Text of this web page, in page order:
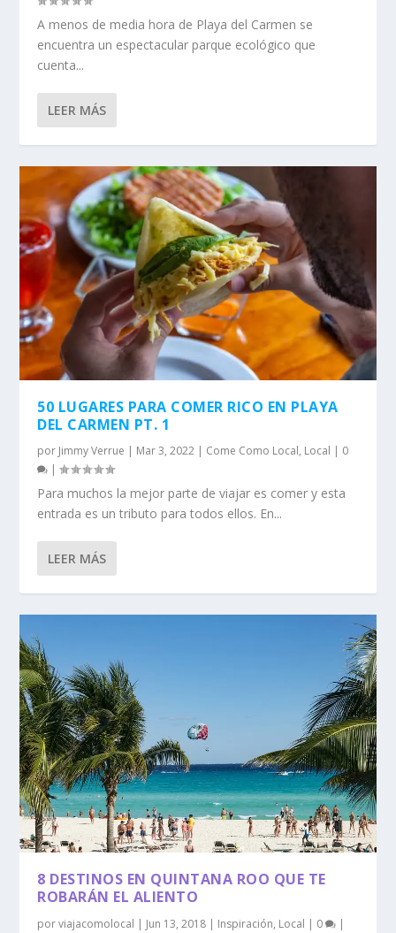
A menos de media hora de Playa del Carmen se
encuentra un espectacular parque ecológico que
cuenta...
LEER MÁS
50 LUGARES PARA COMER RICO EN PLAYA
DEL CARMEN PT. 1
por Jimmy Verrue | Mar 3, 2022 | Come Como Local, Local | 0
|
Para muchos la mejor parte de viajar es comer y esta
entrada es un tributo para todos ellos. En...
LEER MÁS
8 DESTINOS EN QUINTANA ROO QUE TE
ROBARÁN EL ALIENTO
porviajacomolocal | Jun 13, 2018 | Inspiración, Local | 0 |